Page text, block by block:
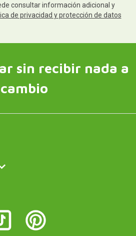
consultar información adicional y
de privacidad y protección de datos
sin recibir nada a
cambio